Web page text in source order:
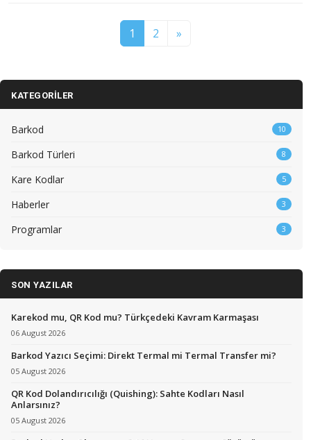
1 2 »
KATEGORILER
Barkod 10
Barkod Türleri 8
Kare Kodlar 5
Haberler 3
Programlar 3
SON YAZILAR
Karekod mu, QR Kod mu? Türkçedeki Kavram Karmaşası
06 August 2026
Barkod Yazıcı Seçimi: Direkt Termal mi Termal Transfer mi?
05 August 2026
QR Kod Dolandırıcılığı (Quishing): Sahte Kodları Nasıl
Anlarsınız?
05 August 2026